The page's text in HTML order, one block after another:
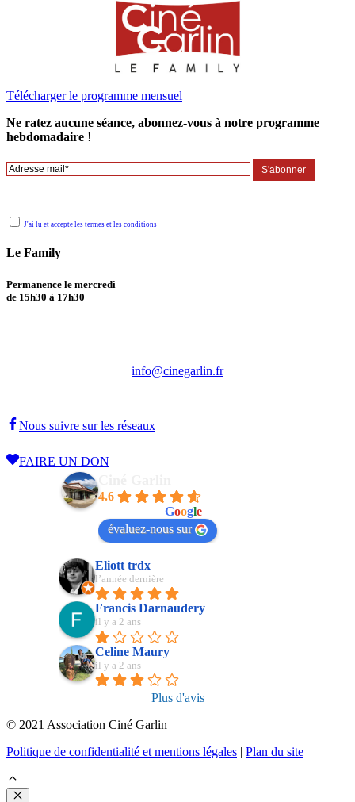
Télécharger le programme mensuel
Ne ratez aucune séance, abonnez-vous à notre programme
hebdomadaire !
J'ai lu et accepte les termes et les conditions
Le Family
Permanence le mercredi
de 15h30 à 17h30
info@cinegarlin.fr
Nous suivre sur les réseaux
FAIRE UN DON
4.6
Google
évaluez-nous sur
Eliott trdx
l’année dernière
Francis Darnaudery
il y a 2 ans
Celine Maury
il y a 2 ans
Plus d'avis
© 2021 Association Ciné Garlin
Politique de confidentialité et mentions légales | Plan du site